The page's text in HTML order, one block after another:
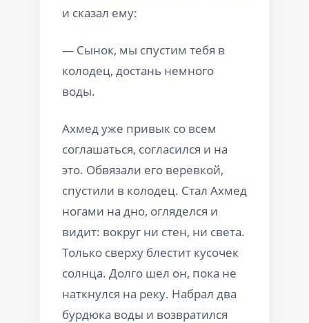
и сказал ему:
— Сынок, мы спустим тебя в
колодец, достань немного
воды.
Ахмед уже привык со всем
соглашаться, согласился и на
это. Обвязали его веревкой,
спустили в колодец. Стал Ахмед
ногами на дно, огляделся и
видит: вокруг ни стен, ни света.
Только сверху блестит кусочек
солнца. Долго шел он, пока не
наткнулся на реку. Набрал два
бурдюка воды и возвратился